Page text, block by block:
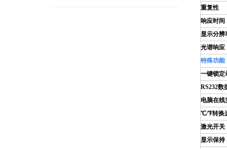
重复性
响应时间
显示分辨
光谱响应
特殊功能
一键锁定
RS232数
电脑在线
℃/℉转换
激光开关
显示保持